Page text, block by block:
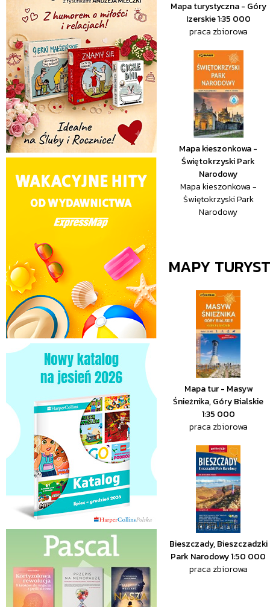
Mapa turystyczna - Góry
Izerskie 1:35 000
praca zbiorowa
Mapa kieszonkowa -
Świętokrzyski Park
Narodowy
Mapa kieszonkowa -
Świętokrzyski Park
Narodowy
MAPY
Mapa tur - Masyw
Śnieżnika, Góry Bialskie
1:35 000
praca zbiorowa
Bieszczady, Bieszczadzki
Park Narodowy 1:50 000
praca zbiorowa